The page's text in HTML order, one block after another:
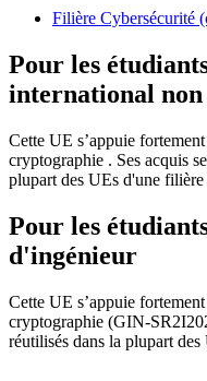
Filière Cybersécurité
Pour les
international
Cette UE s’appuie
cryptographie . Ses acquis
plupart des UEs d'une filière
Pour les
d'ingénieur
Cette UE s’appuie
cryptographie (GIN-
réutilisés dans la plupart